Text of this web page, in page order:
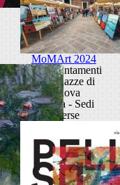
MoMArt 2024
Gli appuntamenti
nelle piazze di
Padova
Padova - Sedi
diverse